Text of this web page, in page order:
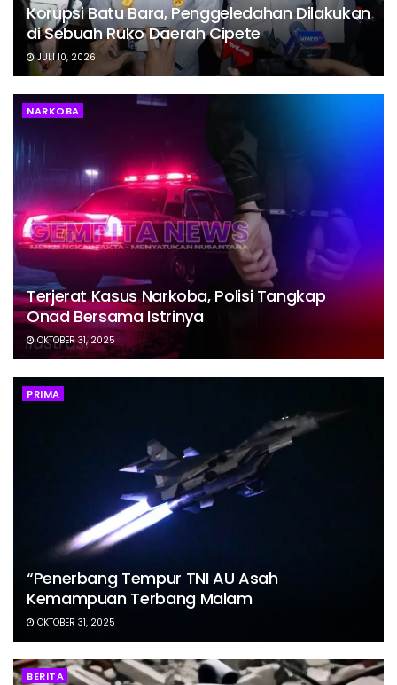
Korupsi Batu Bara, Penggeledahan Dilakukan
di Sebuah Ruko Daerah Cipete
JULI 10, 2026
NARKOBA
Terjerat Kasus Narkoba, Polisi Tangkap
Onad Bersama Istrinya
OKTOBER 31, 2025
PRIMA
“Penerbang Tempur TNI AU Asah
Kemampuan Terbang Malam
OKTOBER 31, 2025
BERITA